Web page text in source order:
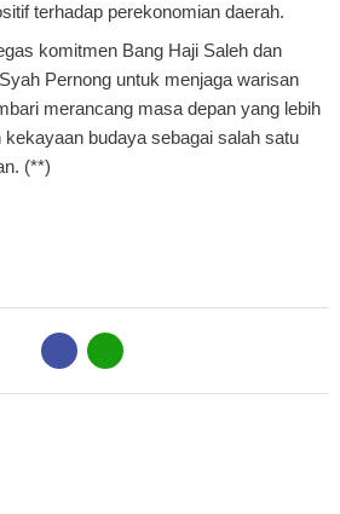
terhadap perekonomian daerah.
komitmen Bang Haji Saleh dan
Pernong untuk menjaga warisan
merancang masa depan yang lebih
kekayaan budaya sebagai salah satu
(**)
B